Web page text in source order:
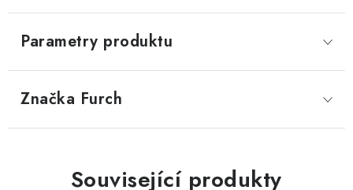
Parametry produktu
Značka Furch
Související produkty